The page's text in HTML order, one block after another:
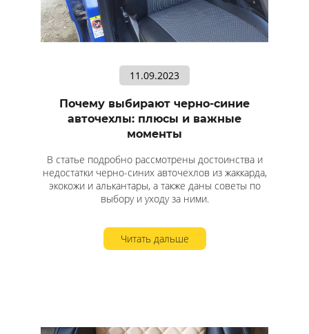
11.09.2023
Почему выбирают черно-синие
авточехлы: плюсы и важные
моменты
В статье подробно рассмотрены достоинства и
недостатки черно-синих авточехлов из жаккарда,
экокожи и алькантары, а также даны советы по
выбору и уходу за ними.
Читать дальше